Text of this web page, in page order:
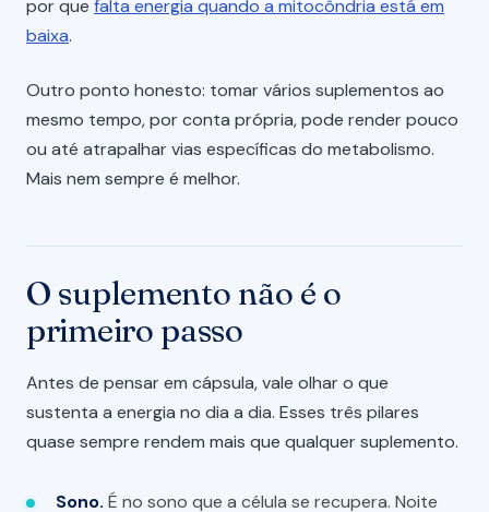
por que falta energia quando a mitocôndria está em
baixa.
Outro ponto honesto: tomar vários suplementos ao
mesmo tempo, por conta própria, pode render pouco
ou até atrapalhar vias específicas do metabolismo.
Mais nem sempre é melhor.
O suplemento não é o
primeiro passo
Antes de pensar em cápsula, vale olhar o que
sustenta a energia no dia a dia. Esses três pilares
quase sempre rendem mais que qualquer suplemento.
Sono. É no sono que a célula se recupera. Noite